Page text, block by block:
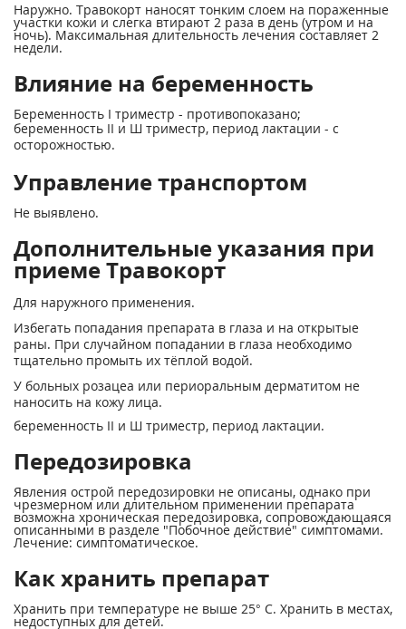
Наружно. Травокорт наносят тонким слоем на пораженные
участки кожи и слегка втирают 2 раза в день (утром и на
ночь). Максимальная длительность лечения составляет 2
недели.
Влияние на беременность
Беременность I триместр - противопоказано;
беременность II и Ш триместр, период лактации - с
осторожностью.
Управление транспортом
Не выявлено.
Дополнительные указания при
приеме Травокорт
Для наружного применения.
Избегать попадания препарата в глаза и на открытые
раны. При случайном попадании в глаза необходимо
тщательно промыть их тёплой водой.
У больных розацеа или периоральным дерматитом не
наносить на кожу лица.
беременность II и Ш триместр, период лактации.
Передозировка
Явления острой передозировки не описаны, однако при
чрезмерном или длительном применении препарата
возможна хроническая передозировка, сопровождающаяся
описанными в разделе "Побочное действие" симптомами.
Лечение: симптоматическое.
Как хранить препарат
Хранить при температуре не выше 25° С. Хранить в местах,
недоступных для детей.